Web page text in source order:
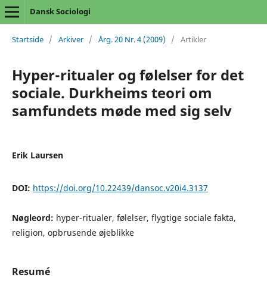
Dansk Sociologi
Startside / Arkiver / Årg. 20 Nr. 4 (2009) / Artikler
Hyper-ritualer og følelser for det
sociale. Durkheims teori om
samfundets møde med sig selv
Erik Laursen
DOI: https://doi.org/10.22439/dansoc.v20i4.3137
Nøgleord: hyper-ritualer, følelser, flygtige sociale fakta,
religion, opbrusende øjeblikke
Resumé